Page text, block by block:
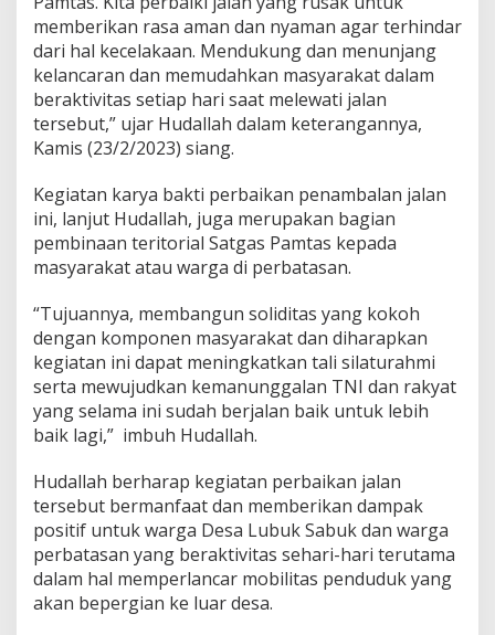
memberikan rasa aman dan nyaman agar terhindar
dari hal kecelakaan. Mendukung dan menunjang
kelancaran dan memudahkan masyarakat dalam
beraktivitas setiap hari saat melewati jalan
tersebut,” ujar Hudallah dalam keterangannya,
Kamis (23/2/2023) siang.
Kegiatan karya bakti perbaikan penambalan jalan
ini, lanjut Hudallah, juga merupakan bagian
pembinaan teritorial Satgas Pamtas kepada
masyarakat atau warga di perbatasan.
“Tujuannya, membangun soliditas yang kokoh
dengan komponen masyarakat dan diharapkan
kegiatan ini dapat meningkatkan tali silaturahmi
serta mewujudkan kemanunggalan TNI dan rakyat
yang selama ini sudah berjalan baik untuk lebih
baik lagi,” imbuh Hudallah.
Hudallah berharap kegiatan perbaikan jalan
tersebut bermanfaat dan memberikan dampak
positif untuk warga Desa Lubuk Sabuk dan warga
perbatasan yang beraktivitas sehari-hari terutama
dalam hal memperlancar mobilitas penduduk yang
akan bepergian ke luar desa.